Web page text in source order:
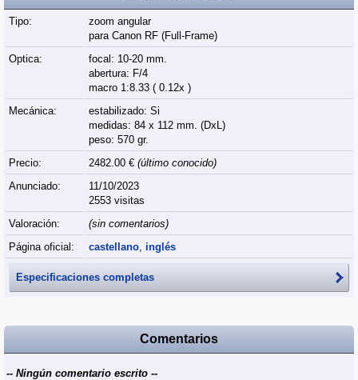
Tipo:
zoom angular
para Canon RF (Full‑Frame)
Optica:
focal: 10-20 mm.
abertura: F/4
macro 1:8.33 ( 0.12x )
Mecánica:
estabilizado: Si
medidas: 84 x 112 mm. (DxL)
peso: 570 gr.
Precio:
2482.00 € (último conocido)
Anunciado:
11/10/2023
2553 visitas
Valoración:
(sin comentarios)
Página oficial:
castellano, inglés
Especificaciones completas
Comentarios
-- Ningún comentario escrito --